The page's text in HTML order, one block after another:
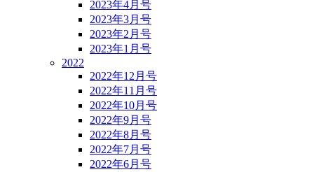
2023年4月号
2023年3月号
2023年2月号
2023年1月号
2022
2022年12月号
2022年11月号
2022年10月号
2022年9月号
2022年8月号
2022年7月号
2022年6月号